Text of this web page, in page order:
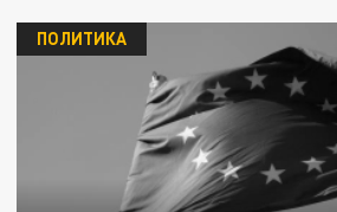
ПОЛИТИКА